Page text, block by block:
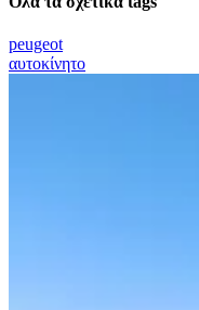
peugeot
αυτοκίνητο